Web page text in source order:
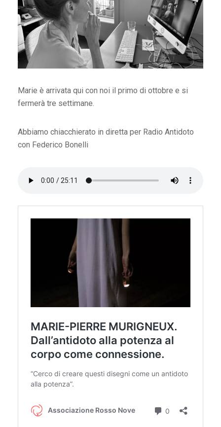
Marie è arrivata qui con noi il primo di ottobre e si
fermerà tre settimane.
Abbiamo chiacchierato in diretta per Radio Antidoto
con Federico Bonelli